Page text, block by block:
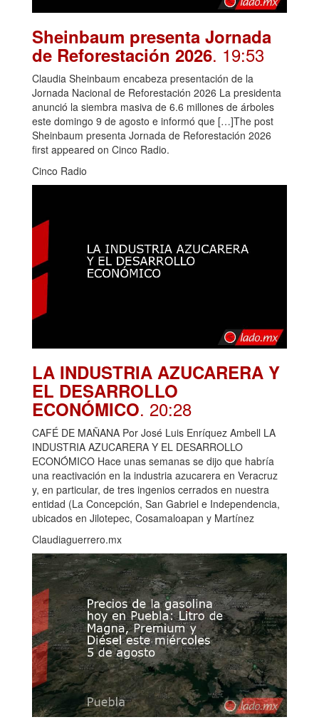
Sheinbaum presenta Jornada
de Reforestación 2026. 19:53
Claudia Sheinbaum encabeza presentación de la
Jornada Nacional de Reforestación 2026 La presidenta
anunció la siembra masiva de 6.6 millones de árboles
este domingo 9 de agosto e informó que […]The post
Sheinbaum presenta Jornada de Reforestación 2026
first appeared on Cinco Radio.
Cinco Radio
LA INDUSTRIA AZUCARERA Y
EL DESARROLLO
ECONÓMICO. 20:28
CAFÉ DE MAÑANA Por José Luis Enríquez Ambell LA
INDUSTRIA AZUCARERA Y EL DESARROLLO
ECONÓMICO Hace unas semanas se dijo que habría
una reactivación en la industria azucarera en Veracruz
y, en particular, de tres ingenios cerrados en nuestra
entidad (La Concepción, San Gabriel e Independencia,
ubicados en Jilotepec, Cosamaloapan y Martínez
Claudiaguerrero.mx